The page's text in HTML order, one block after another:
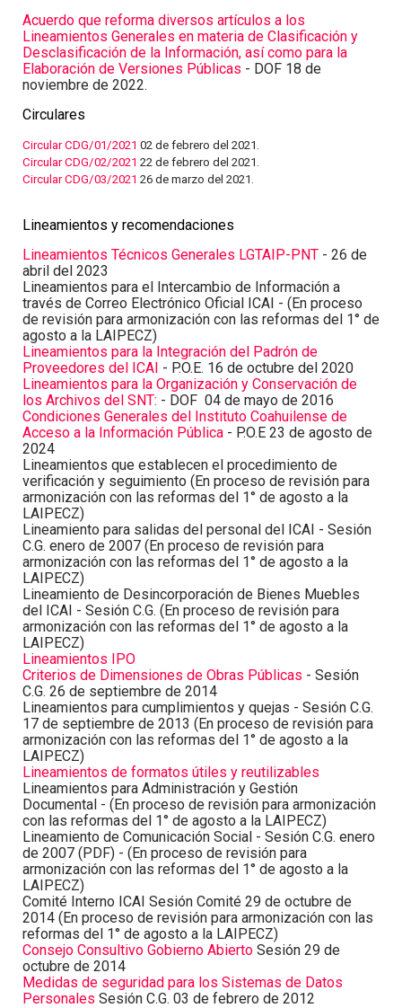
Acuerdo que reforma diversos artículos a los
Lineamientos Generales en materia de Clasificación y
Desclasificación de la Información, así como para la
Elaboración de Versiones Públicas - DOF 18 de
noviembre de 2022.
Circulares
Circular CDG/01/2021 02 de febrero del 2021.
Circular CDG/02/2021 22 de febrero del 2021.
Circular CDG/03/2021 26 de marzo del 2021.
Lineamientos y recomendaciones
Lineamientos Técnicos Generales LGTAIP-PNT - 26 de
abril del 2023
Lineamientos para el Intercambio de Información a
través de Correo Electrónico Oficial ICAI - (En proceso
de revisión para armonización con las reformas del 1° de
agosto a la LAIPECZ)
Lineamientos para la Integración del Padrón de
Proveedores del ICAI - P.O.E. 16 de octubre del 2020
Lineamientos para la Organización y Conservación de
los Archivos del SNT: - DOF 04 de mayo de 2016
Condiciones Generales del Instituto Coahuilense de
Acceso a la Información Pública - P.O.E 23 de agosto de
2024
Lineamientos que establecen el procedimiento de
verificación y seguimiento (En proceso de revisión para
armonización con las reformas del 1° de agosto a la
LAIPECZ)
Lineamiento para salidas del personal del ICAI - Sesión
C.G. enero de 2007 (En proceso de revisión para
armonización con las reformas del 1° de agosto a la
LAIPECZ)
Lineamiento de Desincorporación de Bienes Muebles
del ICAI - Sesión C.G. (En proceso de revisión para
armonización con las reformas del 1° de agosto a la
LAIPECZ)
Lineamientos IPO
Criterios de Dimensiones de Obras Públicas - Sesión
C.G. 26 de septiembre de 2014
Lineamientos para cumplimientos y quejas - Sesión C.G.
17 de septiembre de 2013 (En proceso de revisión para
armonización con las reformas del 1° de agosto a la
LAIPECZ)
Lineamientos de formatos útiles y reutilizables
Lineamientos para Administración y Gestión
Documental - (En proceso de revisión para armonización
con las reformas del 1° de agosto a la LAIPECZ)
Lineamiento de Comunicación Social - Sesión C.G. enero
de 2007 (PDF) - (En proceso de revisión para
armonización con las reformas del 1° de agosto a la
LAIPECZ)
Comité Interno ICAI Sesión Comité 29 de octubre de
2014 (En proceso de revisión para armonización con las
reformas del 1° de agosto a la LAIPECZ)
Consejo Consultivo Gobierno Abierto Sesión 29 de
octubre de 2014
Medidas de seguridad para los Sistemas de Datos
Personales Sesión C.G. 03 de febrero de 2012